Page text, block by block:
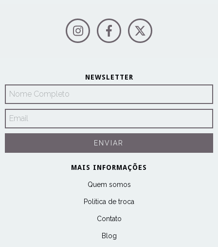
NEWSLETTER
MAIS INFORMAÇÕES
Quem somos
Politica de troca
Contato
Blog